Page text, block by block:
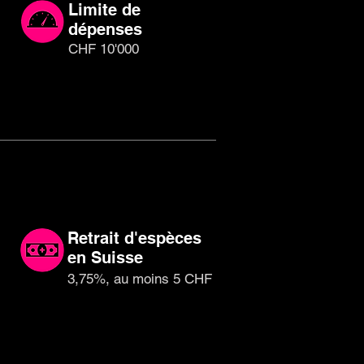
Limite de
dépenses
CHF 10'000
Retrait d'espèces
en Suisse
3,75%, au moins 5 CHF